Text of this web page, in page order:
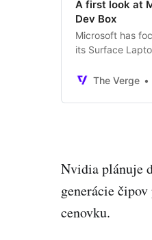
A first look at
Dev Box
Microsoft has
its Surface
The Verge
Nvidia plánuje
generácie
cenovku.